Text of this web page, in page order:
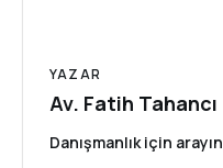
YAZAR
Av. Fatih Tahancı
Danışmanlık için arayın